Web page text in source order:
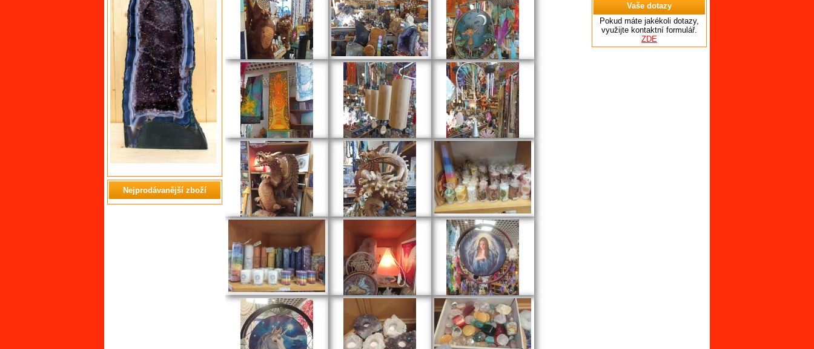
Nejprodávanější zboží
Vaše dotazy
Pokud máte jakékoli dotazy,
využijte kontaktní formulář.
ZDE